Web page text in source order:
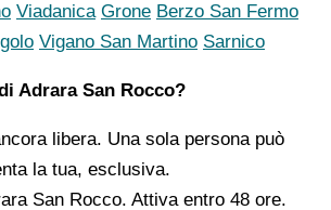
Viadanica Grone Berzo San Fermo
Vigano San Martino Sarnico
Adrara San Rocco?
libera. Una sola persona può
la tua, esclusiva.
San Rocco. Attiva entro 48 ore.